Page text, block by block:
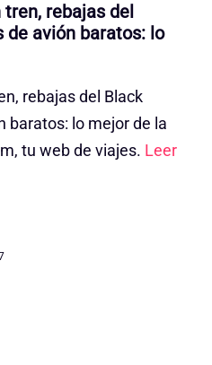
rebajas del
de avión baratos: lo
rebajas del Black
baratos: lo mejor de la
tu web de viajes. Leer